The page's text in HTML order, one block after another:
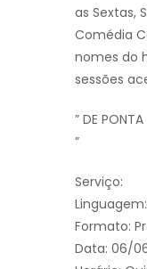
as Sextas,
Comédia
nomes do
sessões
” DE
”
Serviço:
Formato:
Data: 06/